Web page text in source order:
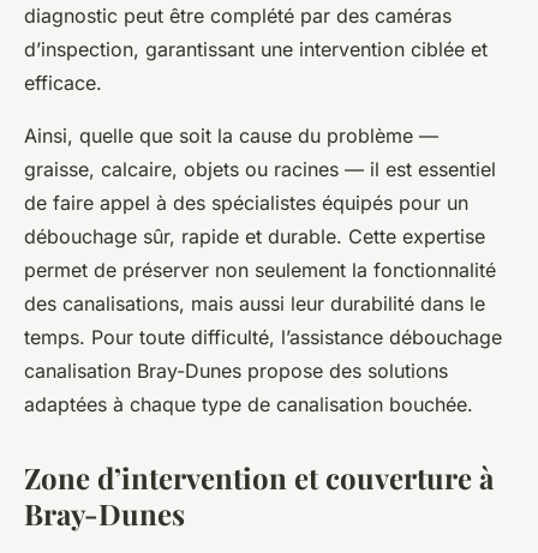
diagnostic peut être complété par des caméras
d’inspection, garantissant une intervention ciblée et
efficace.
Ainsi, quelle que soit la cause du problème —
graisse, calcaire, objets ou racines — il est essentiel
de faire appel à des spécialistes équipés pour un
débouchage sûr, rapide et durable. Cette expertise
permet de préserver non seulement la fonctionnalité
des canalisations, mais aussi leur durabilité dans le
temps. Pour toute difficulté, l’assistance débouchage
canalisation Bray-Dunes propose des solutions
adaptées à chaque type de canalisation bouchée.
Zone d’intervention et couverture à
Bray-Dunes